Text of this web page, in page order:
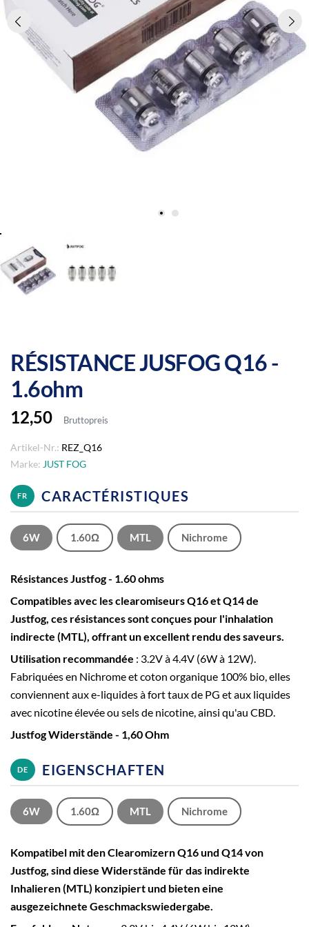
RÉSISTANCE JUSFOG Q16 -
1.6ohm
12,50 Bruttopreis
Artikel-Nr.: REZ_Q16
Marke: JUST FOG
FR CARACTÉRISTIQUES
6W 1.60Ω MTL Nichrome
Résistances Justfog - 1.60 ohms
Compatibles avec les clearomiseurs Q16 et Q14 de
Justfog, ces résistances sont conçues pour l'inhalation
indirecte (MTL), offrant un excellent rendu des saveurs.
Utilisation recommandée : 3.2V à 4.4V (6W à 12W).
Fabriquées en Nichrome et coton organique 100% bio, elles
conviennent aux e-liquides à fort taux de PG et aux liquides
avec nicotine élevée ou sels de nicotine, ainsi qu'au CBD.
Justfog Widerstände - 1,60 Ohm
DE EIGENSCHAFTEN
6W 1.60Ω MTL Nichrome
Kompatibel mit den Clearomizern Q16 und Q14 von
Justfog, sind diese Widerstände für das indirekte
Inhalieren (MTL) konzipiert und bieten eine
ausgezeichnete Geschmackswiedergabe.